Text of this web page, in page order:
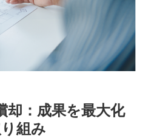
却：成果を最大化
組み